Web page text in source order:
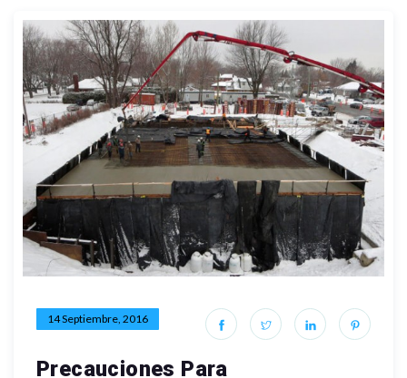
14 Septiembre, 2016
Precauciones Para